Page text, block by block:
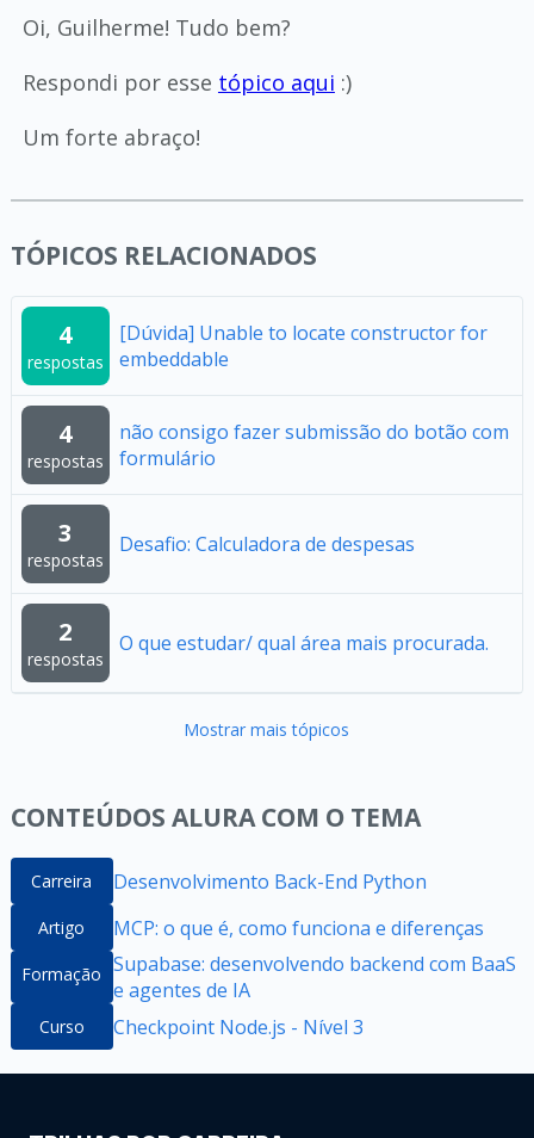
Oi, Guilherme! Tudo bem?
Respondi por esse tópico aqui :)
Um forte abraço!
TÓPICOS RELACIONADOS
4
respostas
[Dúvida] Unable to locate constructor for
embeddable
4
respostas
não consigo fazer submissão do botão com
formulário
3
respostas
Desafio: Calculadora de despesas
2
respostas
O que estudar/ qual área mais procurada.
Mostrar mais tópicos
CONTEÚDOS ALURA COM O TEMA
Carreira Desenvolvimento Back-End Python
Artigo MCP: o que é, como funciona e diferenças
Formação Supabase: desenvolvendo backend com BaaS
e agentes de IA
Curso Checkpoint Node.js - Nível 3